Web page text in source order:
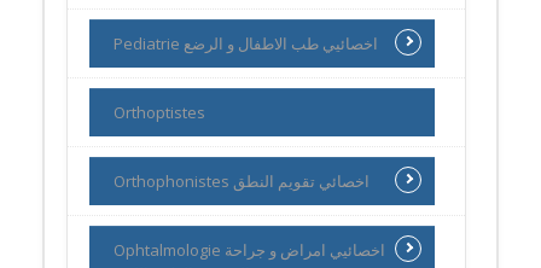
Pediatrie اخصائيي طب الاطفال و الرضع
Orthoptistes
Orthophonistes اخصائي تقويم النطق
Ophtalmologie اخصائيي امراض و جراحة